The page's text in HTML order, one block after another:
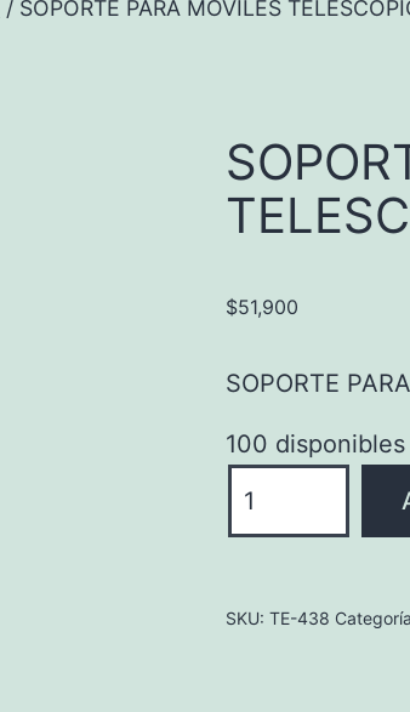
/ SOPORTE PARA MOVILES
$51,900
SOPORTE
100 disponibles
PARA
cantidad
SKU: TE-438